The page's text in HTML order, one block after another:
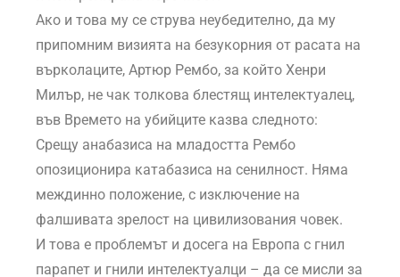
Ако и това му се струва неубедително, да му
припомним визията на безукорния от расата на
върколаците, Артюр Рембо, за който Хенри
Милър, не чак толкова блестящ интелектуалец,
във Времето на убийците казва следното:
Срещу анабазиса на младостта Рембо
опозиционира катабазиса на сенилност. Няма
междинно положение, с изключение на
фалшивата зрелост на цивилизования човек.
И това е проблемът и досега на Европа с гнил
парапет и гнили интелектуалци – да се мисли за